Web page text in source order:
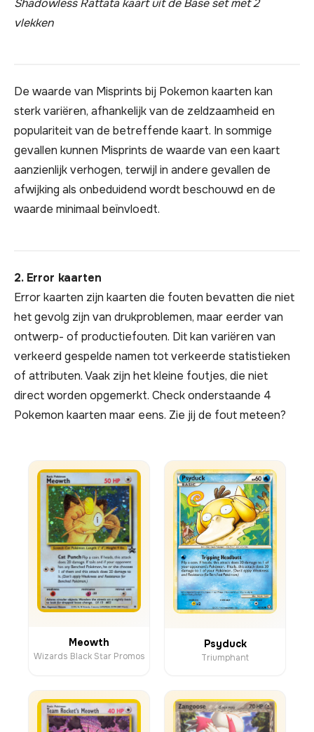
Shadowless Rattata kaart uit de Base set met 2
vlekken
De waarde van Misprints bij Pokemon kaarten kan
sterk variëren, afhankelijk van de zeldzaamheid en
populariteit van de betreffende kaart. In sommige
gevallen kunnen Misprints de waarde van een kaart
aanzienlijk verhogen, terwijl in andere gevallen de
afwijking als onbeduidend wordt beschouwd en de
waarde minimaal beïnvloedt.
2. Error kaarten
Error kaarten zijn kaarten die fouten bevatten die niet
het gevolg zijn van drukproblemen, maar eerder van
ontwerp- of productiefouten. Dit kan variëren van
verkeerd gespelde namen tot verkeerde statistieken
of attributen. Vaak zijn het kleine foutjes, die niet
direct worden opgemerkt. Check onderstaande 4
Pokemon kaarten maar eens. Zie jij de fout meteen?
Meowth
Wizards Black Star Promos
Psyduck
Triumphant